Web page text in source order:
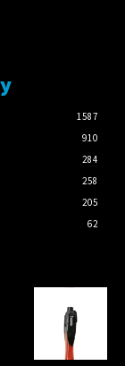
1587
910
284
258
205
62